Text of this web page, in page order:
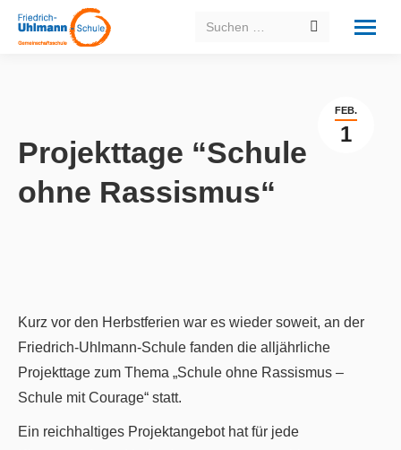
Search:
FEB.
1
Projekttage “Schule
ohne Rassismus“
Kurz vor den Herbstferien war es wieder soweit, an der
Friedrich-Uhlmann-Schule fanden die alljährliche
Projekttage zum Thema „Schule ohne Rassismus –
Schule mit Courage“ statt.
Ein reichhaltiges Projektangebot hat für jede